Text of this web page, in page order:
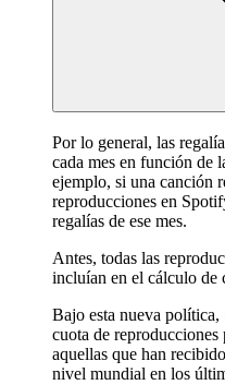
Por lo general, las
cada mes en función de
ejemplo, si una canción
reproducciones en
regalías de ese mes.
Antes, todas las
incluían en el cálculo de
Bajo esta nueva política,
cuota de reproducciones
aquellas que han
nivel mundial en los